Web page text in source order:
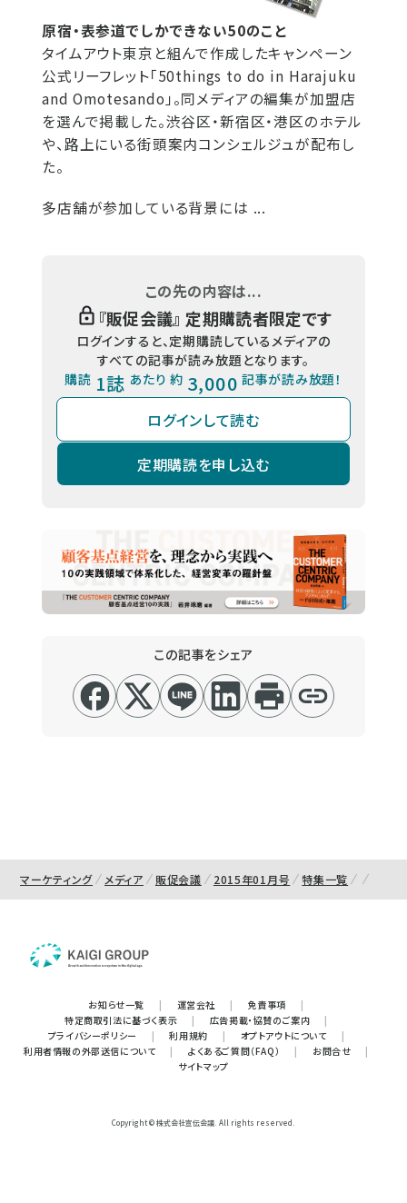
原宿・表参道でしかできない50のこと
タイムアウト東京と組んで作成したキャンペーン
公式リーフレット「50things to do in Harajuku
and Omotesando」。同メディアの編集が加盟店
を選んで掲載した。渋谷区・新宿区・港区のホテル
や、路上にいる街頭案内コンシェルジュが配布し
た。
多店舗が参加している背景には ...
この先の内容は...
『販促会議』 定期購読者限定です
ログインすると、定期購読しているメディアの
すべての記事が読み放題となります。
購読 1誌 あたり 約 3,000 記事が読み放題！
ログインして読む
定期購読を申し込む
この記事をシェア
マーケティング メディア 販促会議 2015年01月号 特集一覧
お知らせ一覧 | 運営会社 | 免責事項
|
特定商取引法に基づく表示
| 広告掲載・協賛のご案内
|
プライバシーポリシー
| 利用規約 | オプトアウトについて
|
利用者情報の外部送信について
| よくあるご質問（FAQ） | お問合せ
|
サイトマップ
Copyright © 株式会社宣伝会議. All rights reserved.